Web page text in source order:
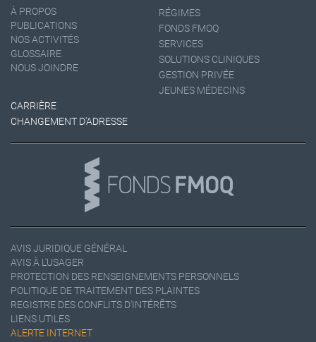
À PROPOS
PUBLICATIONS
NOS ACTIVITÉS
GLOSSAIRE
NOUS JOINDRE
RÉGIMES
FONDS FMOQ
SERVICES
SOLUTIONS CLINIQUES
GESTION PRIVÉE
JEUNES MÉDECINS
CARRIÈRE
CHANGEMENT D'ADRESSE
AVIS JURIDIQUE GÉNÉRAL
AVIS À L'USAGER
PROTECTION DES RENSEIGNEMENTS PERSONNELS
POLITIQUE DE TRAITEMENT DES PLAINTES
REGISTRE DES CONFLITS D'INTÉRÊTS
LIENS UTILES
ALERTE INTERNET